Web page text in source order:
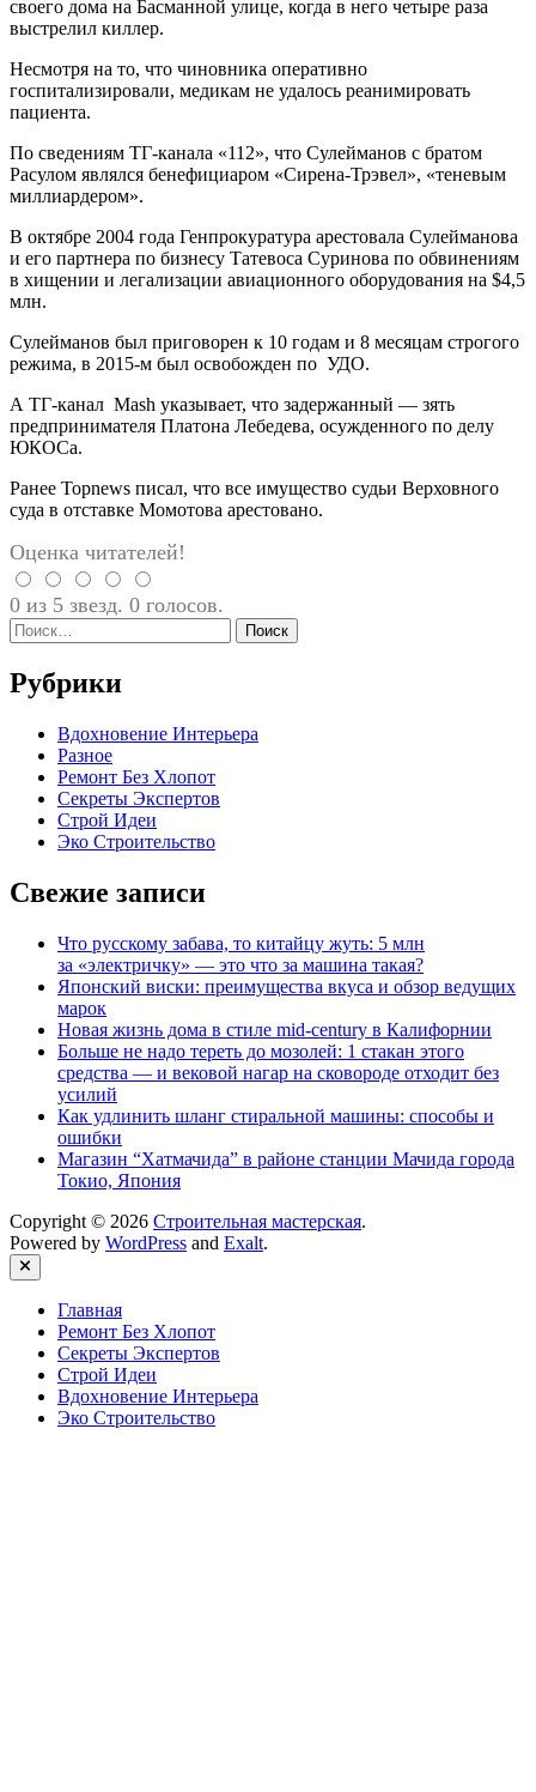
своего дома на Басманной улице, когда в него четыре раза
выстрелил киллер.
Несмотря на то, что чиновника оперативно
госпитализировали, медикам не удалось реанимировать
пациента.
По сведениям ТГ-канала «112», что Сулейманов с братом
Расулом являлся бенефициаром «Сирена-Трэвел», «теневым
миллиардером».
В октябре 2004 года Генпрокуратура арестовала Сулейманова
и его партнера по бизнесу Татевоса Суринова по обвинениям
в хищении и легализации авиационного оборудования на $4,5
млн.
Сулейманов был приговорен к 10 годам и 8 месяцам строгого
режима, в 2015-м был освобожден по УДО.
А ТГ-канал Mash указывает, что задержанный — зять
предпринимателя Платона Лебедева, осужденного по делу
ЮКОСа.
Ранее Topnews писал, что все имущество судьи Верховного
суда в отставке Момотова арестовано.
Оценка читателей!
0 из 5 звезд. 0 голосов.
Найти:
Рубрики
Вдохновение Интерьера
Разное
Ремонт Без Хлопот
Секреты Экспертов
Строй Идеи
Эко Строительство
Свежие записи
Что русскому забава, то китайцу жуть: 5 млн
за «электричку» — это что за машина такая?
Японский виски: преимущества вкуса и обзор ведущих
марок
Новая жизнь дома в стиле mid-century в Калифорнии
Больше не надо тереть до мозолей: 1 стакан этого
средства — и вековой нагар на сковороде отходит без
усилий
Как удлинить шланг стиральной машины: способы и
ошибки
Магазин “Хатмачида” в районе станции Мачида города
Токио, Япония
Copyright © 2026 Строительная мастерская.
Powered by WordPress and Exalt.
Close
Главная
Ремонт Без Хлопот
Секреты Экспертов
Строй Идеи
Вдохновение Интерьера
Эко Строительство